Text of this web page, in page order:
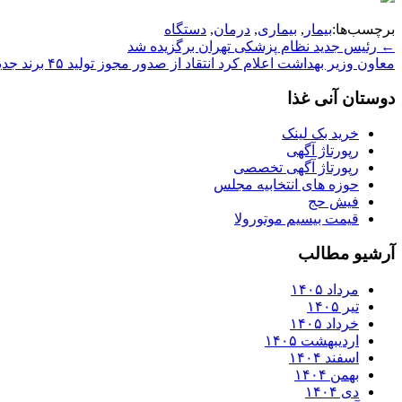
برچسب‌ها:بیمار , بیماری, درمان, دستگاه
Post
navigation
← رئیس جدید نظام پزشكی تهران برگزیده شد
معاون وزیر بهداشت اعلام كرد انتقاد از صدور مجوز تولید ۴۵ برند جدید دخانیات
دوستان آنی غذا
خرید بک لینک
رپورتاژ آگهی
رپورتاژ آگهی تخصصی
حوزه های انتخابیه مجلس
فیش حج
قیمت بیسیم موتورولا
آرشیو مطالب
مرداد ۱۴۰۵
تیر ۱۴۰۵
خرداد ۱۴۰۵
اردیبهشت ۱۴۰۵
اسفند ۱۴۰۴
بهمن ۱۴۰۴
دی ۱۴۰۴